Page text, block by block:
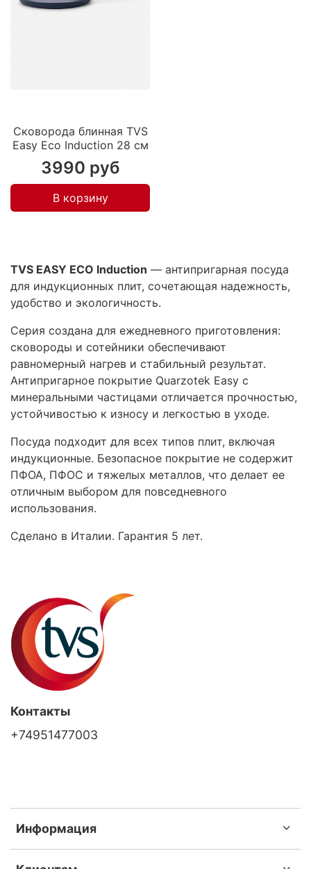
Сковорода блинная TVS
Easy Eco Induction 28 см
3990 руб
В корзину
TVS EASY ECO Induction — антипригарная посуда
для индукционных плит, сочетающая надежность,
удобство и экологичность.
Серия создана для ежедневного приготовления:
сковороды и сотейники обеспечивают
равномерный нагрев и стабильный результат.
Антипригарное покрытие Quarzotek Easy с
минеральными частицами отличается прочностью,
устойчивостью к износу и легкостью в уходе.
Посуда подходит для всех типов плит, включая
индукционные. Безопасное покрытие не содержит
ПФОА, ПФОС и тяжелых металлов, что делает ее
отличным выбором для повседневного
использования.
Сделано в Италии. Гарантия 5 лет.
Информация
Контакты
+74951477003